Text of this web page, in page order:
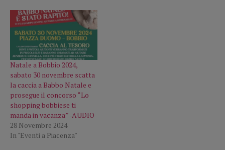
Natale a Bobbio 2024,
sabato 30 novembre scatta
la caccia a Babbo Natale e
prosegue il concorso “Lo
shopping bobbiese ti
manda in vacanza” -AUDIO
28 Novembre 2024
In "Eventi a Piacenza"